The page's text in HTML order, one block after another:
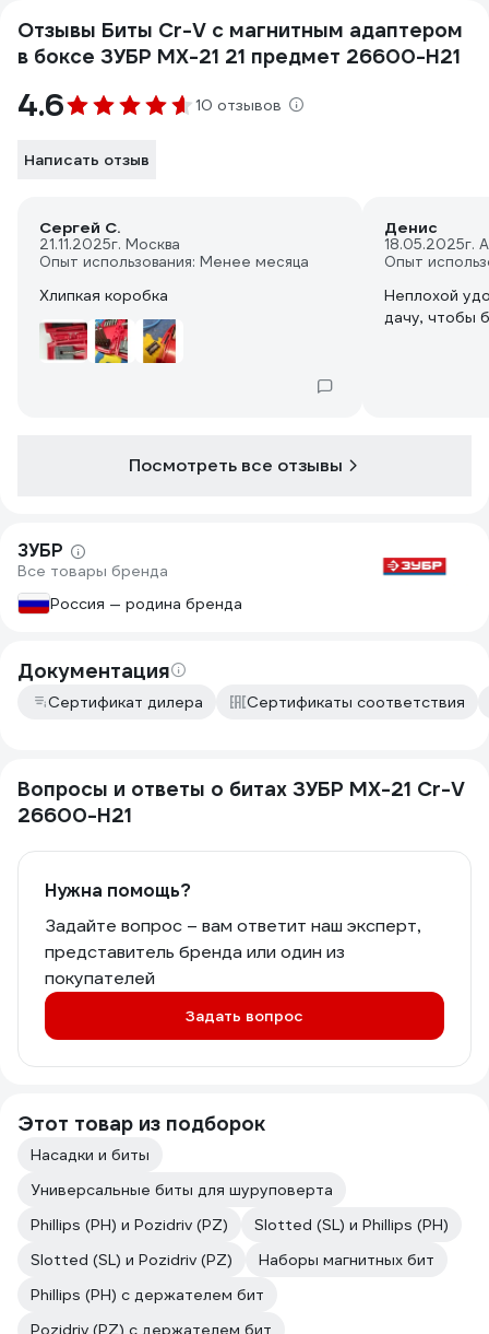
Отзывы Биты Cr-V с магнитным адаптером
в боксе ЗУБР МХ-21 21 предмет 26600-H21
4.6 10 отзывов
Написать отзыв
Сергей С.
21.11.2025г. Москва
Опыт использования: Менее месяца
Хлипкая коробка
Денис
18.05.2025г.
Опыт
Неплохой
дачу, чтобы
Посмотреть все отзывы
ЗУБР
Все товары бренда
Россия — родина бренда
Документация
Сертификат дилера Сертификаты соответствия
Вопросы и ответы о битах ЗУБР МХ-21 Cr-V
26600-H21
Нужна помощь?
Задайте вопрос – вам ответит наш эксперт,
представитель бренда или один из
покупателей
Задать вопрос
Этот товар из подборок
Насадки и биты
Универсальные биты для шуруповерта
Phillips (PH) и Pozidriv (PZ)
Slotted (SL) и Phillips (PH)
Slotted (SL) и Pozidriv (PZ)
Наборы магнитных бит
Phillips (PH) с держателем бит